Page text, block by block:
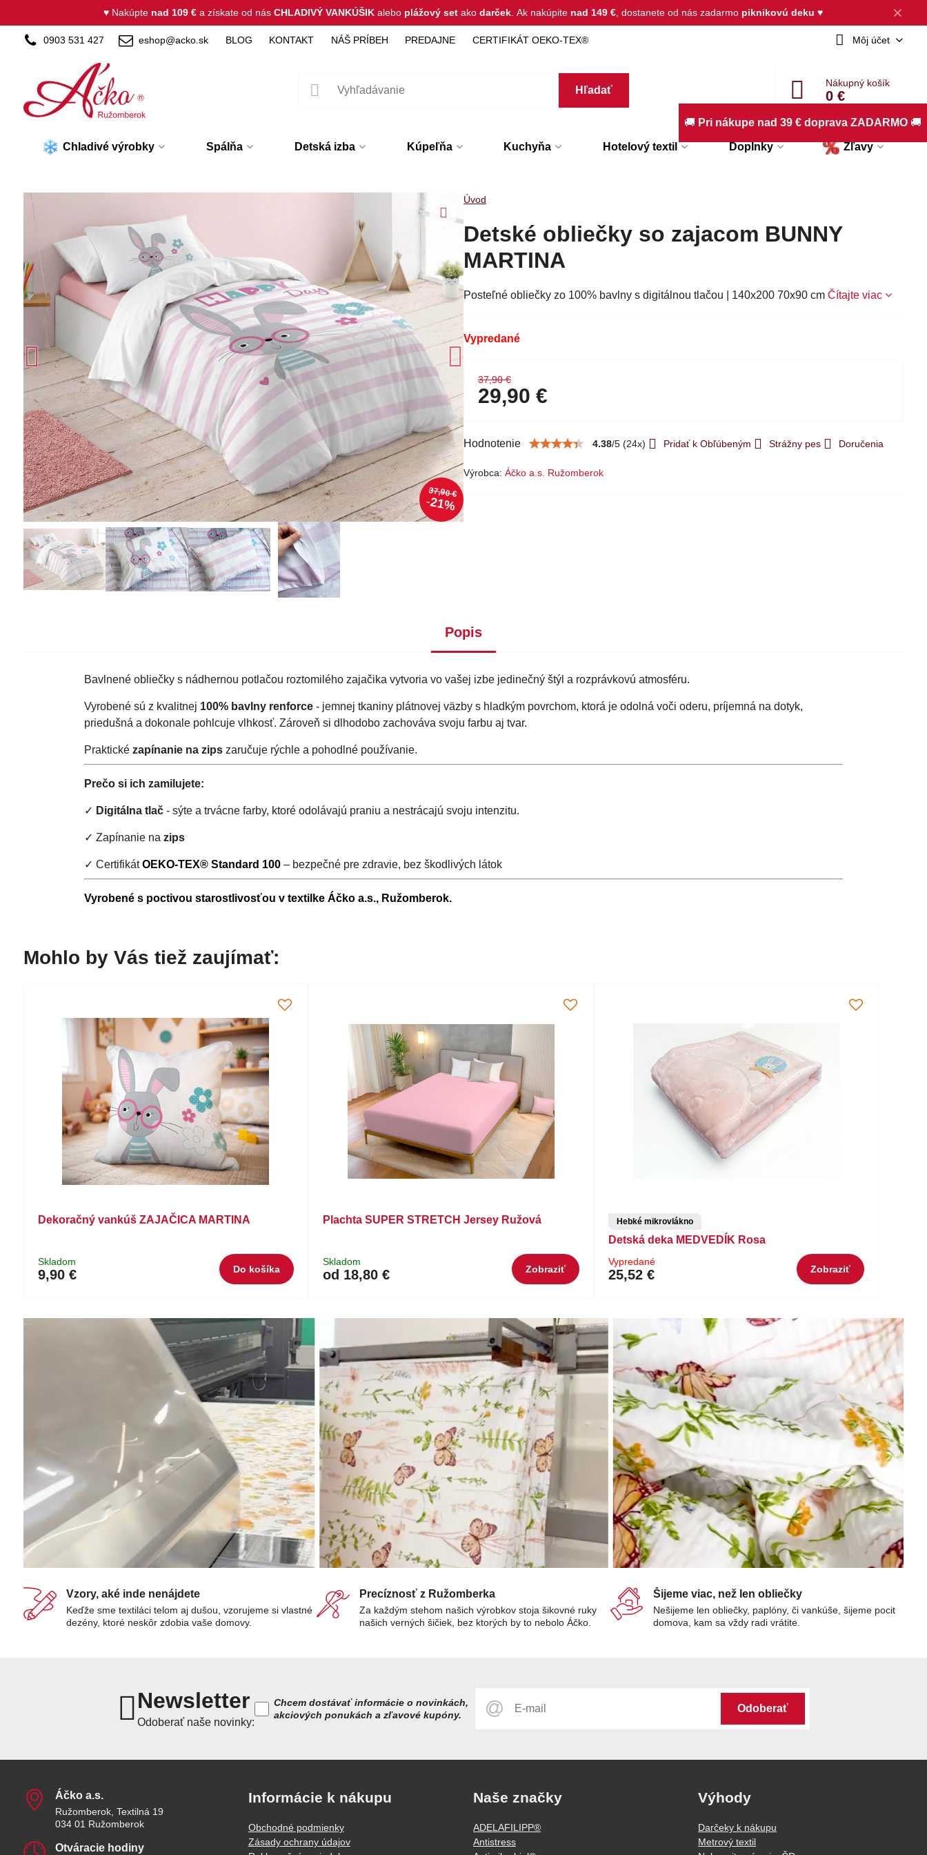
✕
♥ Nakúpte nad 109 € a získate od násCHLADIVÝ VANKÚŠIK alebo plážový set ako darček Ak nakúpite nad 149 € , dostanete od nás zadarmo piknikovú deku♥
0903 531 427 eshop@acko.sk BLOG KONTAKT NÁŠ PRÍBEH PREDAJNE CERTIFIKÁT OEKO-TEX® Môj účet
Hľadať
Nákupný košík
0 €
Chladivé výrobky Spálňa Detská izba Kúpeľňa Kuchyňa Hotelový textil Doplnky Zľavy
37,90 €
21%
Úvod
Detské obliečky so zajacom BUNNY
MARTINA
Posteľné obliečky zo 100% bavlny s digitálnou tlačou | 140x200 70x90 cm Čítajte viac
Vypredané
37,90 €
29,90 €
Hodnotenie 4.38/5(24x) Pridať k Obľúbeným Strážny pes Doručenia
Výrobca: Áčko a.s. Ružomberok
🚚 Pri nákupe nad 39 € doprava ZADARMO 🚚
Popis
Bavlnené obliečky s nádhernou potlačou roztomilého zajačika vytvoria vo vašej izbe jedinečný štýl a rozprávkovú atmosféru.
Vyrobené sú z kvalitnej 100% bavlny renforce- jemnej tkaniny plátnovej väzby s hladkým povrchom, ktorá je odolná voči oderu, príjemná na dotyk,
priedušná a dokonale pohlcuje vlhkosť. Zároveň si dlhodobo zachováva svoju farbu aj tvar.
Praktické zapínanie na zipszaručuje rýchle a pohodlné používanie.
Prečo si ich zamilujete:
✓ Digitálna tlač- sýte a trvácne farby, ktoré odolávajú praniu a nestrácajú svoju intenzitu.
✓ Zapínanie na zips
✓ CertifikátOEKO-TEX® Standard 100– bezpečné pre zdravie, bez škodlivých látok
Vyrobené s poctivou starostlivosťou v textilke Áčko a.s., Ružomberok.
Mohlo by Vás tiež zaujímať:
Dekoračný vankúš ZAJAČICA MARTINA
Skladom
9,90 € Do košíka
Plachta SUPER STRETCH Jersey Ružová
Skladom
od 18,80 € Zobraziť
Hebké mikrovlákno
Detská deka MEDVEDÍK Rosa
Vypredané
25,52 € Zobraziť
Vzory, aké inde nenájdete
Keďže sme textiláci telom aj dušou, vzorujeme si vlastné
dezény, ktoré neskôr zdobia vaše domovy.
Precíznosť z Ružomberka
Za každým stehom našich výrobkov stoja šikovné ruky
našich verných šičiek, bez ktorých by to nebolo Áčko.
Šijeme viac, než len obliečky
Nešijeme len obliečky, paplóny, či vankúše, šijeme pocit
domova, kam sa vždy radi vrátite.
Newsletter
Odoberať naše novinky:
Odoberať
Chcem dostávať informácie o novinkách,
akciových ponukách a zľavové kupóny.
Áčko a​.s​.
Ružomberok, Textilná 19
034 01 Ružomberok
Otváracie hodiny
Informácie k nákupu
Obchodné podmienky
Zásady ochrany údajov
Naše značky
ADELAFILIPP®
Antistress
Výhody
Darčeky k nákupu
Metrový textil